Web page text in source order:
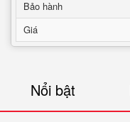
Bảo hành
Giá
Nổi bật